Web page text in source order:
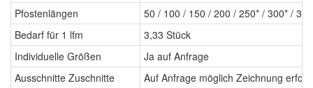
Pfostenlängen
50 / 100 / 150 / 200 / 250* / 300* /
Bedarf für 1 lfm
3,33 Stück
Individuelle Größen
Ja auf Anfrage
Ausschnitte Zuschnitte
Auf Anfrage möglich Zeichnung